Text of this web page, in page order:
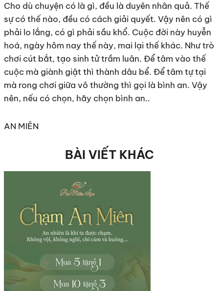
Cho dù chuyện có là gì, đều là duyên nhân quả. Thế
sự có thế nào, đều có cách giải quyết. Vậy nên có gì
phải lo lắng, có gì phải sầu khổ. Cuộc đời này huyễn
hoá, ngày hôm nay thế này, mai lại thế khác. Như trò
chơi cút bắt, tạo sinh tử trầm luân. Để tâm vào thế
cuộc mà giành giật thì thành dâu bể. Để tâm tự tại
mà rong chơi giữa vô thường thì gọi là bình an. Vậy
nên, nếu có chọn, hãy chọn bình an..
AN MIÊN
BÀI VIẾT KHÁC